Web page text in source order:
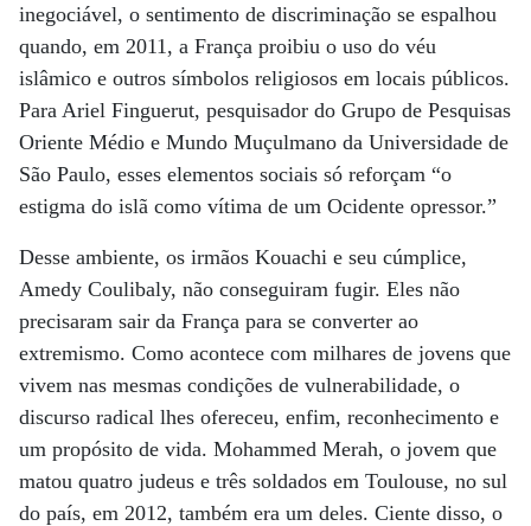
inegociável, o sentimento de discriminação se espalhou
quando, em 2011, a França proibiu o uso do véu
islâmico e outros símbolos religiosos em locais públicos.
Para Ariel Finguerut, pesquisador do Grupo de Pesquisas
Oriente Médio e Mundo Muçulmano da Universidade de
São Paulo, esses elementos sociais só reforçam “o
estigma do islã como vítima de um Ocidente opressor.”
Desse ambiente, os irmãos Kouachi e seu cúmplice,
Amedy Coulibaly, não conseguiram fugir. Eles não
precisaram sair da França para se converter ao
extremismo. Como acontece com milhares de jovens que
vivem nas mesmas condições de vulnerabilidade, o
discurso radical lhes ofereceu, enfim, reconhecimento e
um propósito de vida. Mohammed Merah, o jovem que
matou quatro judeus e três soldados em Toulouse, no sul
do país, em 2012, também era um deles. Ciente disso, o